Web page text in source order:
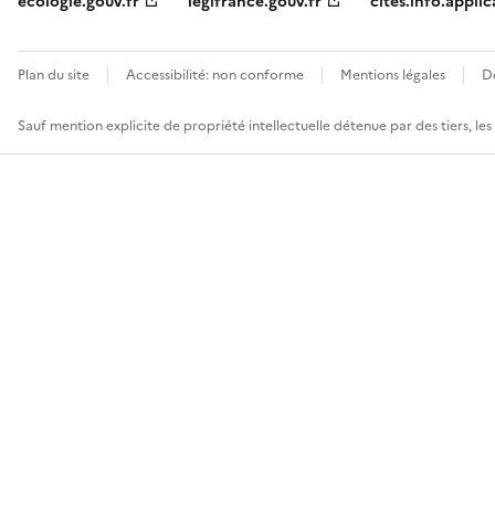
Plan du site Accessibilité: non conforme Mentions légales
Sauf mention explicite de propriété intellectuelle détenue par des tiers,